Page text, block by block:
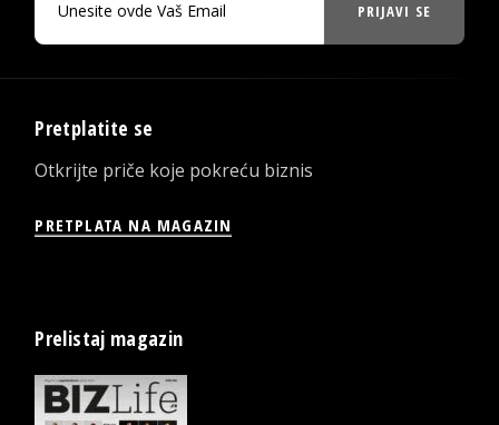
PRIJAVI SE
Pretplatite se
Otkrijte priče koje pokreću biznis
PRETPLATA NA MAGAZIN
Prelistaj magazin